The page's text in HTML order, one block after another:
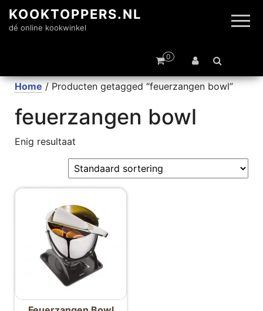
KOOKTOPPERS.NL
dé online kookwinkel
0
Home / Producten getagged “feuerzangen bowl”
feuerzangen bowl
Enig resultaat